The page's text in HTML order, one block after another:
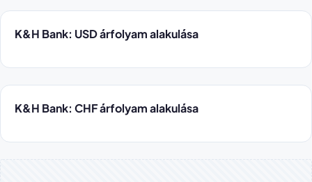
K&H Bank: USD árfolyam alakulása
K&H Bank: CHF árfolyam alakulása